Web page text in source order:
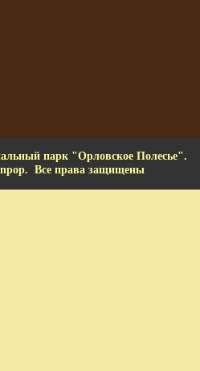
парк "Орловское Полесье".
npop. Все права защищены